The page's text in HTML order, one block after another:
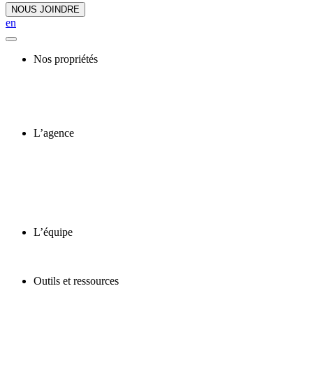
NOUS JOINDRE
en
Nos propriétés
L’agence
L’équipe
Outils et ressources